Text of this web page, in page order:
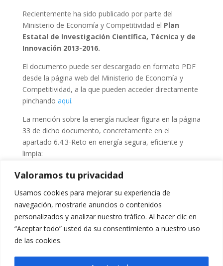
Valoramos tu privacidad
Usamos cookies para mejorar su experiencia de
navegación, mostrarle anuncios o contenidos
personalizados y analizar nuestro tráfico. Al hacer clic en
“Aceptar todo” usted da su consentimiento a nuestro uso
de las cookies.
Recientemente ha sido publicado por parte del
Ministerio de Economía y Competitividad el Plan
Estatal de Investigación Científica, Técnica y de
Innovación 2013-2016.
El documento puede ser descargado en formato PDF
desde la página web del Ministerio de Economía y
Competitividad, a la que pueden acceder directamente
pinchando aquí.
La mención sobre la energía nuclear figura en la página
33 de dicho documento, concretamente en el
apartado 6.4.3-Reto en energía segura, eficiente y
limpia:
“Energía Nuclear Sostenible: (i) reactores, seguridad,
prevención y diseño de nuevos combustibles; (ii)
apoyo a la gestión de los combustibles usados y
residuos de alta actividad; (iii) reducción de residuos
mediante técnicas de separación y transmutación y
(iv) tratamiento y gestión de los residos de media y
baja actividad.”